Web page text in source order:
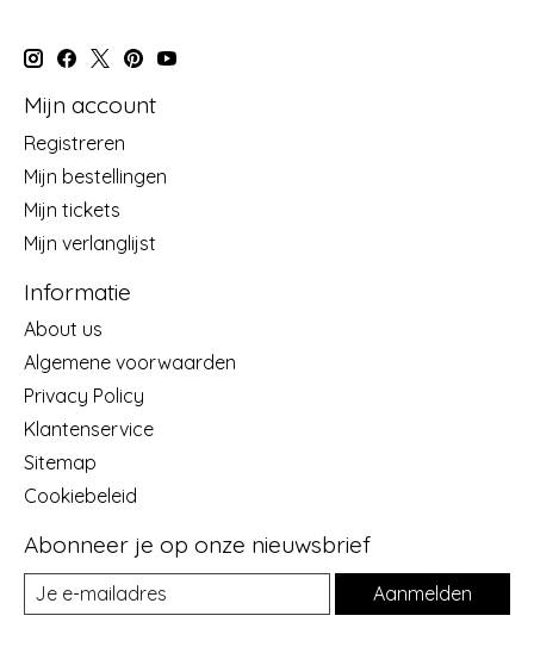
Mijn account
Registreren
Mijn bestellingen
Mijn tickets
Mijn verlanglijst
Informatie
About us
Algemene voorwaarden
Privacy Policy
Klantenservice
Sitemap
Cookiebeleid
Abonneer je op onze nieuwsbrief
Aanmelden